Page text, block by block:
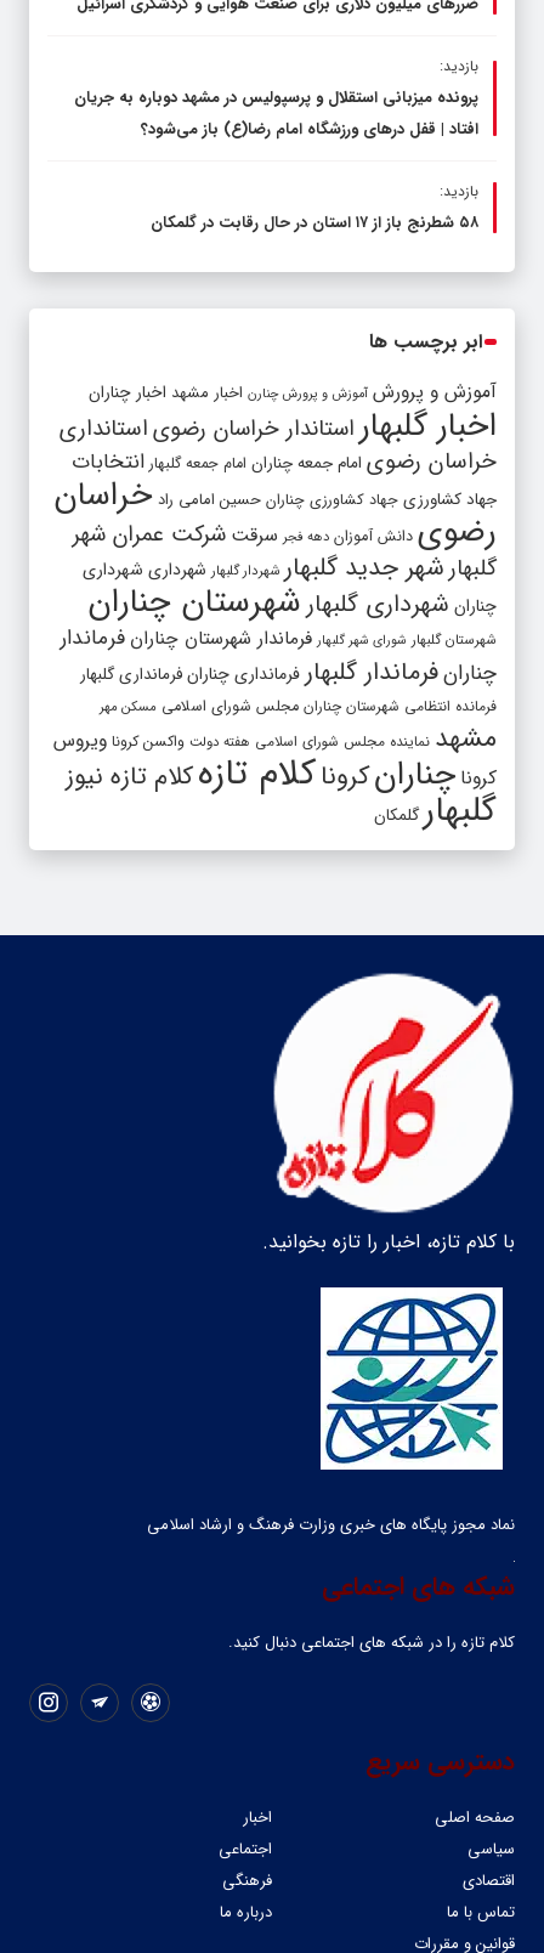
بازدید:
پرونده میزبانی استقلال و پرسپولیس در مشهد دوباره به جریان
افتاد | قفل در‌های ورزشگاه امام رضا(ع) باز می‌شود؟
بازدید:
۵۸ شطرنج‌ باز از ۱۷ استان در حال رقابت در گلمکان
ابر برچسب ها
آموزش و پرورش آموزش و پرورش چنارن اخبار مشهد اخبار چناران
اخبار گلبهار استاندار خراسان رضویاستانداری
خراسان رضوی امام جمعه چناران امام جمعه گلبهار انتخابات
جهاد کشاورزی جهاد کشاورزی چناران حسین امامی راد خراسان
رضوی دانش آموزان دهه فجر سرقت شرکت عمران شهر
گلبهارشهر جدید گلبهار شهردار گلبهار شهرداری شهرداری
چناران شهرداری گلبهار شهرستان چناران
شهرستان گلبهار شورای شهر گلبهار فرماندار شهرستان چناران فرماندار
چنارانفرماندار گلبهار فرمانداری چنارانفرمانداری گلبهار
فرمانده انتظامی شهرستان چناران مجلس شورای اسلامی مسکن مهر
مشهد نماینده مجلس شورای اسلامی هفته دولت واکسن کرونا ویروس
کرونا چنارانکروناکلام تازهکلام تازه نیوز
گلبهارگلمکان
با کلام تازه، اخبار را تازه بخوانید.
نماد مجوز پایگاه های خبری وزارت فرهنگ و ارشاد اسلامی
شبکه های اجتماعی
کلام تازه را در شبکه ‌های اجتماعی دنبال کنید.
دسترسی سریع
صفحه اصلی
اخبار
سیاسی
اجتماعی
اقتصادی
فرهنگی
تماس با ما
درباره ما
قوانین و مقررات